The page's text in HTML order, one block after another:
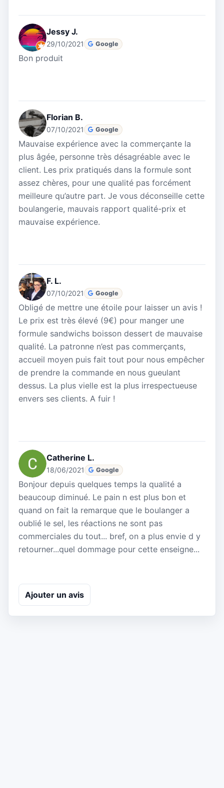
Jessy J.
29/10/2021 Google
Bon produit
Florian B.
07/10/2021 Google
Mauvaise expérience avec la commerçante la
plus âgée, personne très désagréable avec le
client. Les prix pratiqués dans la formule sont
assez chères, pour une qualité pas forcément
meilleure qu’autre part. Je vous déconseille cette
boulangerie, mauvais rapport qualité-prix et
mauvaise expérience.
F. L.
07/10/2021 Google
Obligé de mettre une étoile pour laisser un avis !
Le prix est très élevé (9€) pour manger une
formule sandwichs boisson dessert de mauvaise
qualité. La patronne n’est pas commerçants,
accueil moyen puis fait tout pour nous empêcher
de prendre la commande en nous gueulant
dessus. La plus vielle est la plus irrespectueuse
envers ses clients. A fuir !
Catherine L.
18/06/2021 Google
Bonjour depuis quelques temps la qualité a
beaucoup diminué. Le pain n est plus bon et
quand on fait la remarque que le boulanger a
oublié le sel, les réactions ne sont pas
commerciales du tout... bref, on a plus envie d y
retourner...quel dommage pour cette enseigne...
Ajouter un avis